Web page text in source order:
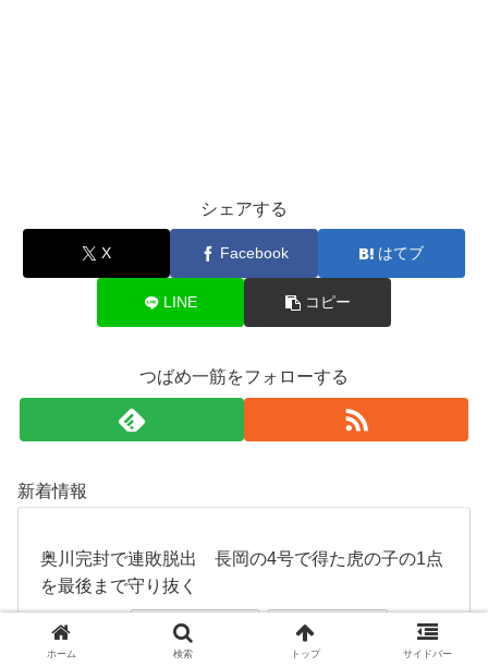
シェアする
X Facebook はてブ
LINE コピー
つばめ一筋をフォローする
新着情報
奥川完封で連敗脱出 長岡の4号で得た虎の子の1点
を最後まで守り抜く
プロ野球・試合結果
ヤクルト・ホームラン
ホーム
検索 トップ サイドバー